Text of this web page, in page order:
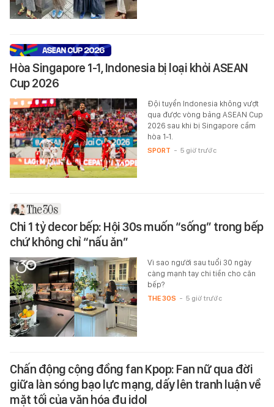
Hòa Singapore 1-1, Indonesia bị loại khỏi ASEAN
Cup 2026
Đội tuyển Indonesia không vượt
qua được vòng bảng ASEAN Cup
2026 sau khi bị Singapore cầm
hòa 1-1.
SPORT - 5 giờ trước
Chi 1 tỷ decor bếp: Hội 30s muốn “sống” trong bếp
chứ không chỉ “nấu ăn”
Vì sao người sau tuổi 30 ngày
càng mạnh tay chi tiền cho căn
bếp?
THE 30S - 5 giờ trước
Chấn động cộng đồng fan Kpop: Fan nữ qua đời
giữa làn sóng bạo lực mạng, dấy lên tranh luận về
mặt tối của văn hóa đu idol